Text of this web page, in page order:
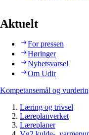
Aktuelt
For pressen
Høringer
Nyhetsvarsel
Om Udir
Kompetansemål og
Læring og trivsel
Læreplanverket
Læreplaner